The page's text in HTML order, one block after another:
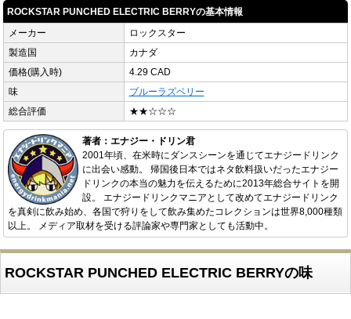
ROCKSTAR PUNCHED ELECTRIC BERRYの基本情報
メーカー
ロックスター
製造国
カナダ
価格(購入時)
4.29 CAD
味
ブルーラズベリー
総合評価
★★☆☆☆
著者：エナジー・ドリン君
2001年頃、在米時にダンスシーンを通じてエナジードリンク
に出会い感動。 帰国後日本ではネタ飲料扱いだったエナジー
ドリンクの本当の魅力を伝えるために2013年総合サイトを開
設。 エナジードリンクマニアとして改めてエナジードリンク
を真剣に飲み始め、各国で狩りをして飲み集めたコレクションは世界8,000種類
以上。 メディア取材を受ける評論家や専門家としても活動中。
ROCKSTAR PUNCHED ELECTRIC BERRYの味